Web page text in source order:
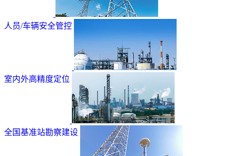
人员/车辆安全管控
室内外高精度定位
全国基准站勘察建设